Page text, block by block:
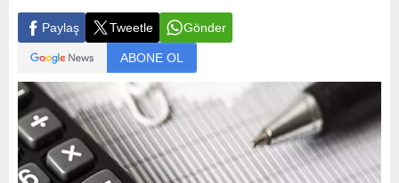
Paylaş Tweetle Gönder
ABONE OL